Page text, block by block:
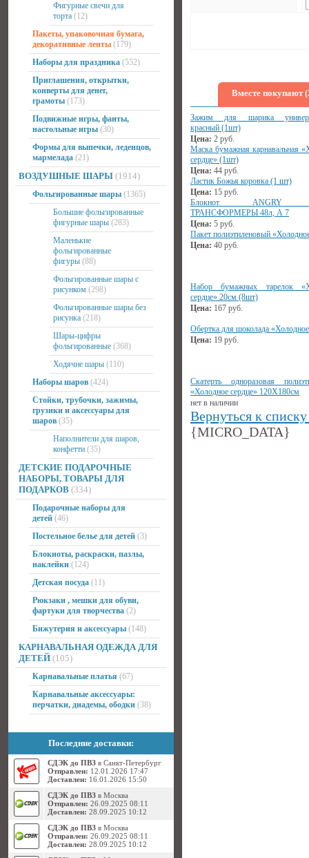
Фигурные свечи для
торта (12)
Пакеты, упаковочная бумага,
декоративные ленты (179)
Наборы для праздника (552)
Приглашения, открытки,
конверты для денег,
грамоты (173)
Подвижные игры, фанты,
настольные игры (30)
Формы для выпечки, леденцов,
мармелада (21)
ВОЗДУШНЫЕ ШАРЫ (1914)
Фольгированные шары (1365)
Большие фольгированные
фигурные шары (283)
Маленькие
фольгированные
фигуры (88)
Фольгированные шары с
рисунком (298)
Фольгированные шары без
рисунка (218)
Шары-цифры
фольгированные (368)
Ходячие шары (110)
Наборы шаров (424)
Стойки, трубочки, зажимы,
грузики и аксессуары для
шаров (35)
Наполнители для шаров,
конфетти (35)
ДЕТСКИЕ ПОДАРОЧНЫЕ
НАБОРЫ, ТОВАРЫ ДЛЯ
ПОДАРКОВ (334)
Подарочные наборы для
детей (46)
Постельное белье для детей (3)
Блокноты, раскраски, пазлы,
наклейки (124)
Детская посуда (11)
Рюкзаки , мешки для обуви,
фартуки для творчества (2)
Бижутерия и аксессуары (148)
КАРНАВАЛЬНАЯ ОДЕЖДА ДЛЯ
ДЕТЕЙ (105)
Карнавальные платья (67)
Карнавальные аксессуары:
перчатки, диадемы, ободки (38)
Последние доставки:
СДЭК до ПВЗ в Санкт-Петербург
Отправлен: 12.01.2026 17:47
Доставлен: 16.01.2026 15:50
СДЭК до ПВЗ в Москва
Отправлен: 26.09.2025 08:11
Доставлен: 28.09.2025 10:12
СДЭК до ПВЗ в Москва
Отправлен: 26.09.2025 08:11
Доставлен: 28.09.2025 10:12
Вместе покупают
Зажим для шарика
красный (1шт)
Цена: 2 руб.
Маска бумажная карнавальная
сердце» (1шт)
Цена: 44 руб.
Ластик Божья коровка (1 шт)
Цена: 15 руб.
Блокнот ANGRY
ТРАНСФОРМЕРЫ 48л, А 7
Цена: 5 руб.
Пакет полиэтиленовый
Цена: 40 руб.
Набор бумажных тарелок
сердце» 20см (8шт)
Цена: 167 руб.
Обертка для шоколада
Цена: 19 руб.
Скатерть одноразовая
«Холодное сердце» 120Х180см
нет в наличии
Вернуться к списку
{MICRO_DATA}